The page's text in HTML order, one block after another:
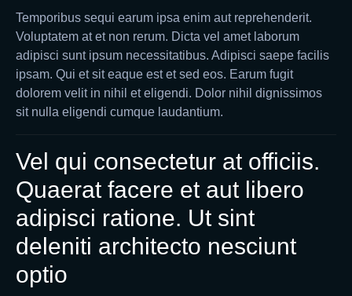
Temporibus sequi earum ipsa enim aut reprehenderit.
Voluptatem at et non rerum. Dicta vel amet laborum
adipisci sunt ipsum necessitatibus. Adipisci saepe facilis
ipsam. Qui et sit eaque est et sed eos. Earum fugit
dolorem velit in nihil et eligendi. Dolor nihil dignissimos
sit nulla eligendi cumque laudantium.
Vel qui consectetur at officiis.
Quaerat facere et aut libero
adipisci ratione. Ut sint
deleniti architecto nesciunt
optio